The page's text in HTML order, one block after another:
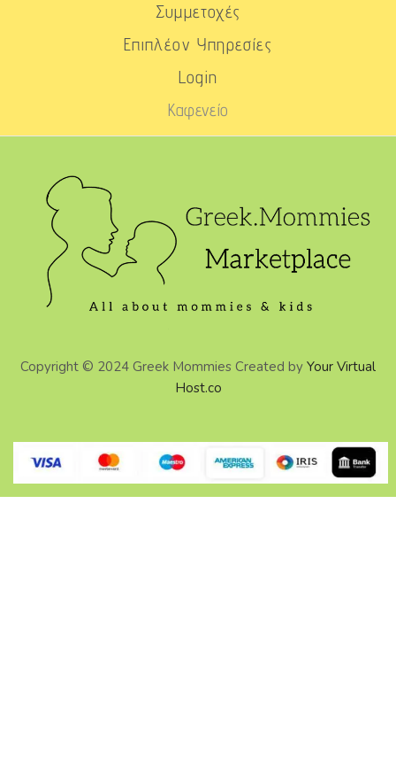
Συμμετοχές
Επιπλέον Υπηρεσίες
Login
Καφενείο
Copyright © 2024 Greek Mommies Created by Your Virtual
Host.co